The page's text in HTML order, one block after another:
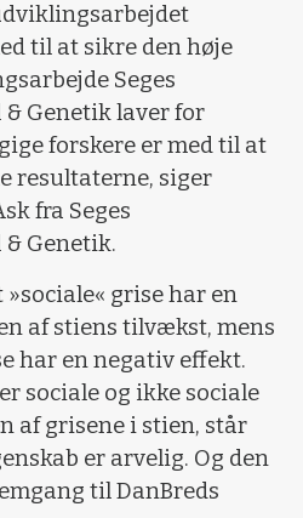
til at sikre den høje
Seges
Genetik laver for
forskere er med til at
resultaterne, siger
fra Seges
Genetik.
grise har en
af stiens tilvækst, mens
har en negativ effekt.
sociale og ikke sociale
af grisene i stien, står
er arvelig. Og den
til DanBreds